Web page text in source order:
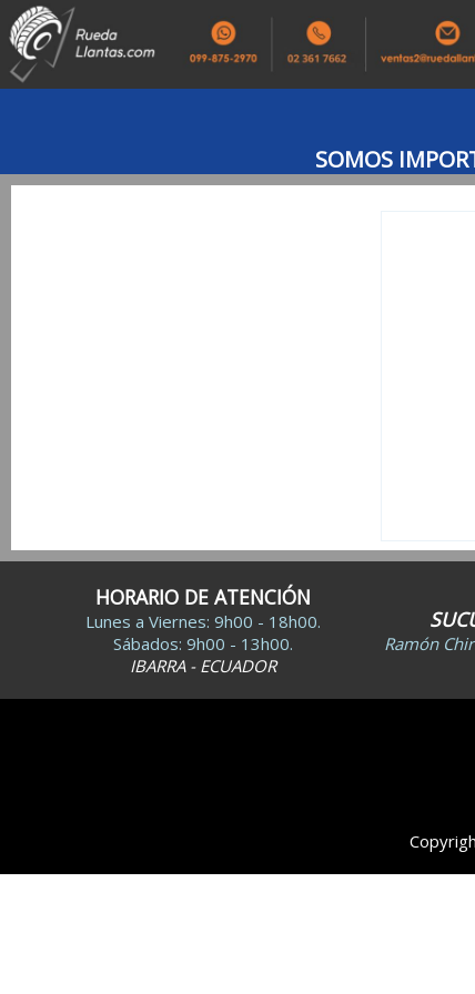
SOMOS
HORARIO DE ATENCIÓN
Lunes a Viernes: 9h00 - 18h00.
Sábados: 9h00 - 13h00.
IBARRA - ECUADOR
Ramón